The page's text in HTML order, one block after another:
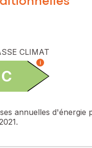
: Aurélie VAN HILLE,
CLIMAT
C
i
annuelles d'énergie